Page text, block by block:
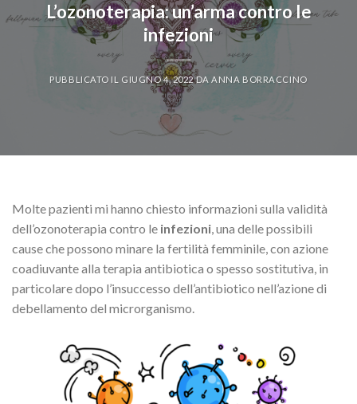
L’ozonoterapia: un’arma contro le
infezioni
PUBBLICATO IL GIUGNO 4, 2022DAANNA BORRACCINO
Molte pazienti mi hanno chiesto informazioni sulla validità
dell’ozonoterapia contro le infezioni, una delle possibili
cause che possono minare la fertilità femminile, con azione
coadiuvante alla terapia antibiotica o spesso sostitutiva, in
particolare dopo l’insuccesso dell’antibiotico nell’azione di
debellamento del microrganismo.